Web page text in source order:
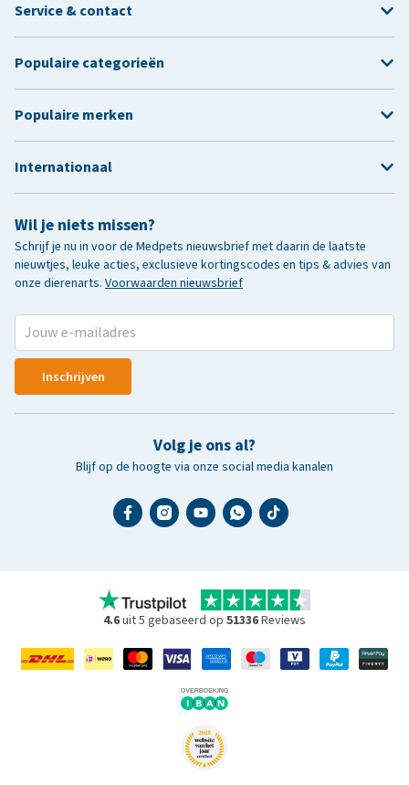
Wil je niets missen?
Schrijf je nu in voor de Medpets nieuwsbrief met daarin de laatste
nieuwtjes, leuke acties, exclusieve kortingscodes en tips & advies van
onze dierenarts. Voorwaarden nieuwsbrief
Inschrijven
Volg je ons al?
Blijf op de hoogte via onze social media kanalen
Service & contact
Populaire categorieën
Populaire merken
Internationaal
4.6uit 5 gebaseerd op 51336Reviews